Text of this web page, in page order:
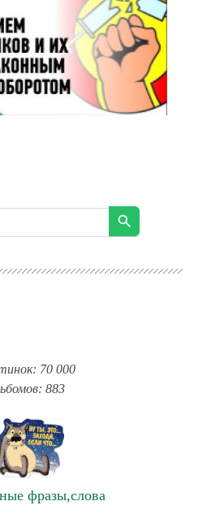
70 000
883
фразы,слова